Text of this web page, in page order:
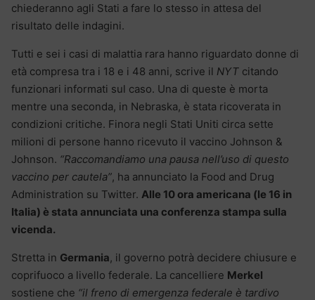
chiederanno agli Stati a fare lo stesso in attesa del
risultato delle indagini.
Tutti e sei i casi di malattia rara hanno riguardato donne di
età compresa tra i 18 e i 48 anni, scrive il NYT citando
funzionari informati sul caso. Una di queste è morta
mentre una seconda, in Nebraska, è stata ricoverata in
condizioni critiche. Finora negli Stati Uniti circa sette
milioni di persone hanno ricevuto il vaccino Johnson &
Johnson. “Raccomandiamo una pausa nell’uso di questo
vaccino per cautela”, ha annunciato la Food and Drug
Administration su Twitter. Alle 10 ora americana (le 16 in
Italia) è stata annunciata una conferenza stampa sulla
vicenda.
Stretta in Germania, il governo potrà decidere chiusure e
coprifuoco a livello federale. La cancelliere Merkel
sostiene che “il freno di emergenza federale è tardivo